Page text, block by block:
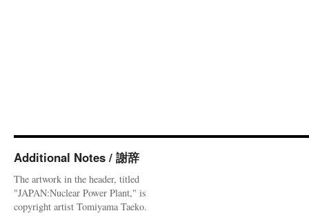
Additional Notes / 謝辞
The artwork in the header, titled
"JAPAN:Nuclear Power Plant," is
copyright artist Tomiyama Taeko.